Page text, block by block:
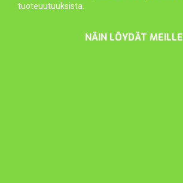
tuoteuutuuksista.
NÄIN LÖYDÄT MEILLE